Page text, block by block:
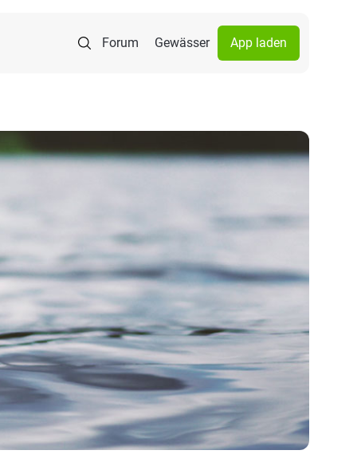
Forum Gewässer App laden